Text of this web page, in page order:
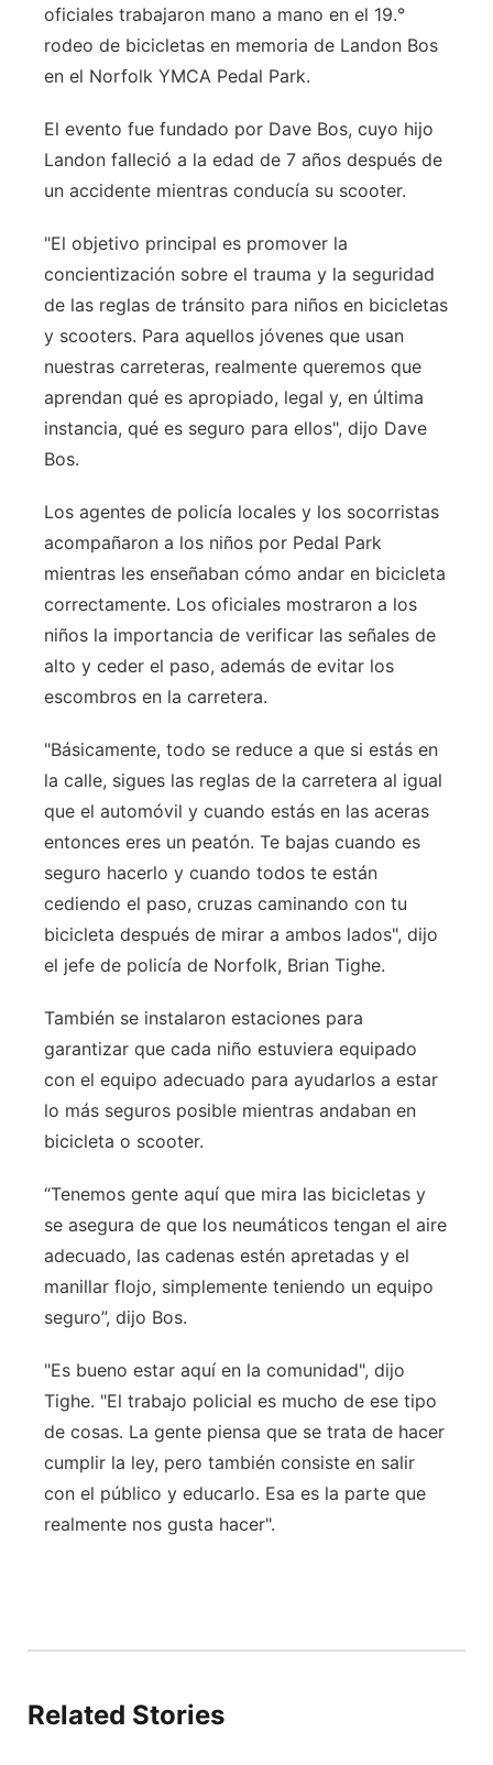
oficiales trabajaron mano a mano en el 19.°
rodeo de bicicletas en memoria de Landon Bos
en el Norfolk YMCA Pedal Park.
El evento fue fundado por Dave Bos, cuyo hijo
Landon falleció a la edad de 7 años después de
un accidente mientras conducía su scooter.
"El objetivo principal es promover la
concientización sobre el trauma y la seguridad
de las reglas de tránsito para niños en bicicletas
y scooters. Para aquellos jóvenes que usan
nuestras carreteras, realmente queremos que
aprendan qué es apropiado, legal y, en última
instancia, qué es seguro para ellos", dijo Dave
Bos.
Los agentes de policía locales y los socorristas
acompañaron a los niños por Pedal Park
mientras les enseñaban cómo andar en bicicleta
correctamente. Los oficiales mostraron a los
niños la importancia de verificar las señales de
alto y ceder el paso, además de evitar los
escombros en la carretera.
"Básicamente, todo se reduce a que si estás en
la calle, sigues las reglas de la carretera al igual
que el automóvil y cuando estás en las aceras
entonces eres un peatón. Te bajas cuando es
seguro hacerlo y cuando todos te están
cediendo el paso, cruzas caminando con tu
bicicleta después de mirar a ambos lados", dijo
el jefe de policía de Norfolk, Brian Tighe.
También se instalaron estaciones para
garantizar que cada niño estuviera equipado
con el equipo adecuado para ayudarlos a estar
lo más seguros posible mientras andaban en
bicicleta o scooter.
“Tenemos gente aquí que mira las bicicletas y
se asegura de que los neumáticos tengan el aire
adecuado, las cadenas estén apretadas y el
manillar flojo, simplemente teniendo un equipo
seguro”, dijo Bos.
"Es bueno estar aquí en la comunidad", dijo
Tighe. "El trabajo policial es mucho de ese tipo
de cosas. La gente piensa que se trata de hacer
cumplir la ley, pero también consiste en salir
con el público y educarlo. Esa es la parte que
realmente nos gusta hacer".
Related Stories